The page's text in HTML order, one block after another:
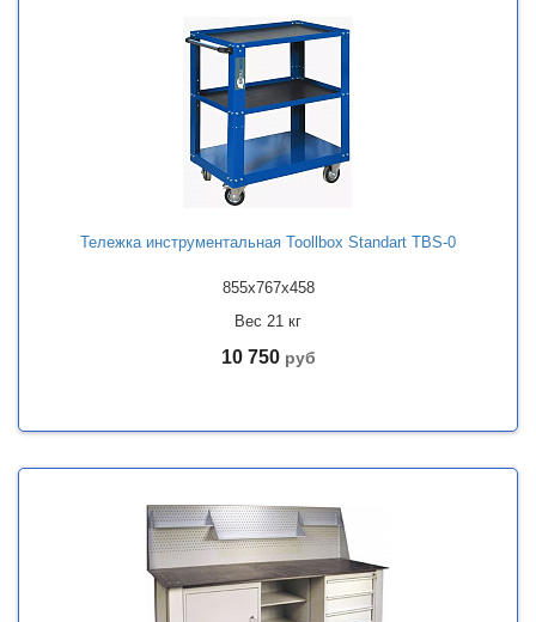
Тележка инструментальная Toollbox Standart TBS-0
855x767x458
Вес 21 кг
10 750 руб